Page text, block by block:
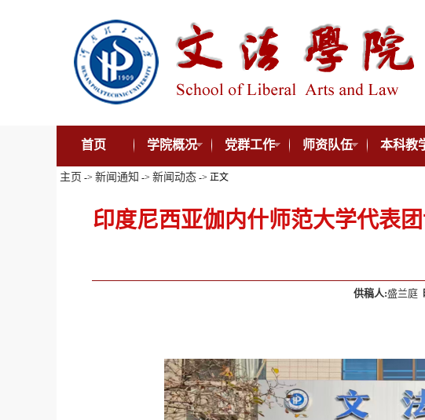
首页 学院概况 党群工作 师资队伍 本科教
主页 -> 新闻通知 -> 新闻动态 -> 正文
印度尼西亚伽内什师范大学代表
供稿人:盛兰庭